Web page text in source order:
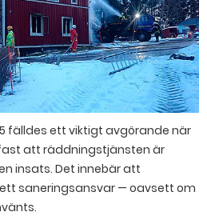
fälldes ett viktigt avgörande när
att räddningstjänsten är
insats. Det innebär att
saneringsansvar ­— oavsett om